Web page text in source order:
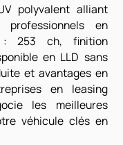
polyvalent alliant
en
: 253 ch, finition
en LLD sans
et avantages en
en leasing
les meilleures
véhicule clés en